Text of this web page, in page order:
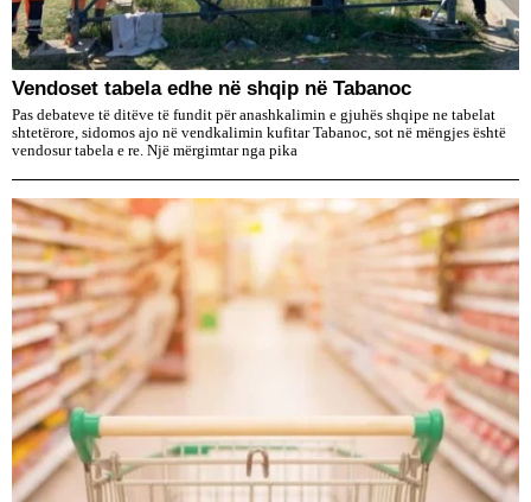
Vendoset tabela edhe në shqip në Tabanoc
Pas debateve të ditëve të fundit për anashkalimin e gjuhës shqipe ne tabelat
shtetërore, sidomos ajo në vendkalimin kufitar Tabanoc, sot në mëngjes është
vendosur tabela e re. Një mërgimtar nga pika